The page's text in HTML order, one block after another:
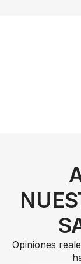
Opiniones